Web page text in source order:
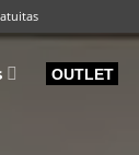
OUTLET